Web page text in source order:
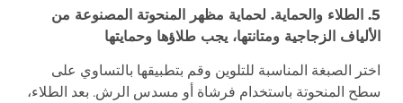
5. الطلاء والحماية. لحماية مظهر المنحوتة المصنوعة من
الألياف الزجاجية ومتانتها، يجب طلاؤها وحمايتها
اختر الصبغة المناسبة للتلوين وقم بتطبيقها بالتساوي على
سطح المنحوتة باستخدام فرشاة أو مسدس الرش. بعد الطلاء،